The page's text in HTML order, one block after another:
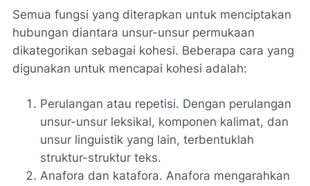
Semua fungsi yang diterapkan untuk menciptakan
hubungan diantara unsur-unsur permukaan
dikategorikan sebagai kohesi. Beberapa cara yang
digunakan untuk mencapai kohesi adalah:
Perulangan atau repetisi. Dengan perulangan
unsur-unsur leksikal, komponen kalimat, dan
unsur linguistik yang lain, terbentuklah
struktur-struktur teks.
Anafora dan katafora. Anafora mengarahkan